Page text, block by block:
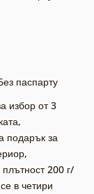
паспарту
избор от 3
,
подарък за
,
200 г/
в четири